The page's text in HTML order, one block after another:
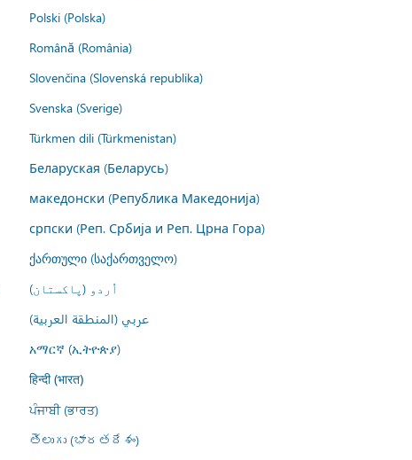
Polski (Polska)
Română (România)
Slovenčina (Slovenská republika)
Svenska (Sverige)
Türkmen dili (Türkmenistan)
Беларуская (Беларусь)
македонски (Република Македонија)
српски (Реп. Србија и Реп. Црна Гора)
ქართული (საქართველო)
اُردو (پاکستان)
عربي (المنطقة العربية)
አማርኛ (ኢትዮጵያ)
हिन्दी (भारत)
ਪੰਜਾਬੀ (ਭਾਰਤ)
తెలుగు (భారతదేశం)